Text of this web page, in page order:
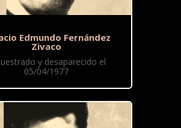
Edmundo Fernández
Zivaco
y desaparecido el
05/04/1977